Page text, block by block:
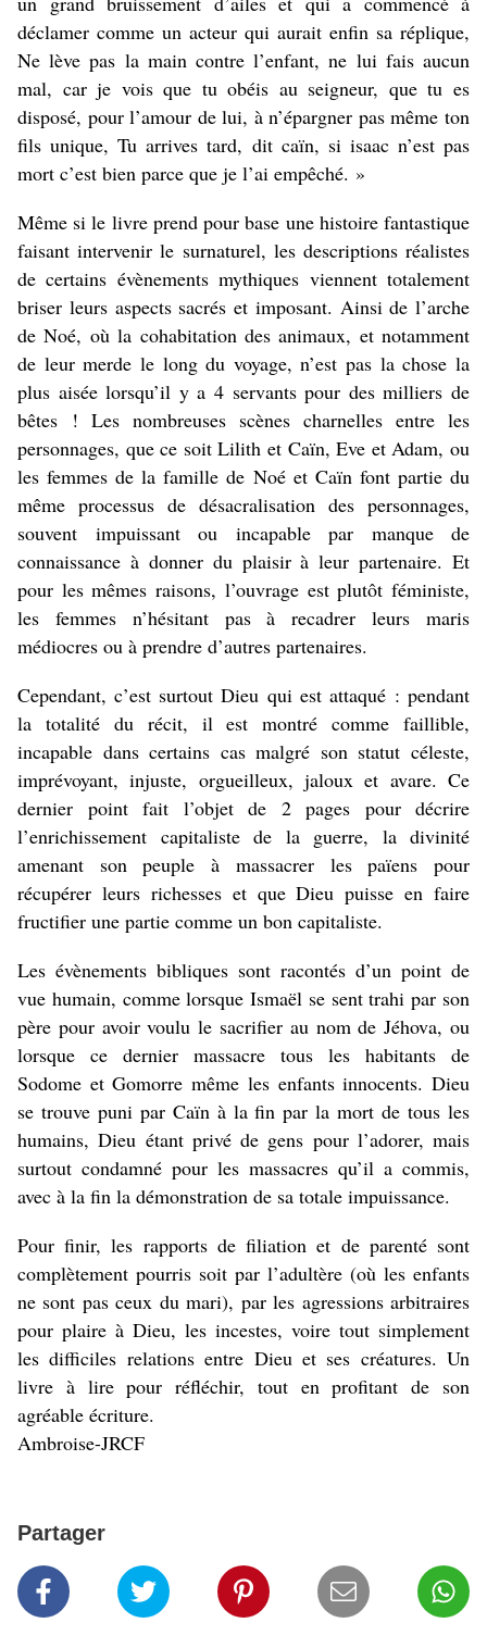
déclamer comme un acteur qui aurait enfin sa réplique,
Ne lève pas la main contre l’enfant, ne lui fais aucun
mal, car je vois que tu obéis au seigneur, que tu es
disposé, pour l’amour de lui, à n’épargner pas même ton
fils unique, Tu arrives tard, dit caïn, si isaac n’est pas
mort c’est bien parce que je l’ai empêché. »
Même si le livre prend pour base une histoire fantastique
faisant intervenir le surnaturel, les descriptions réalistes
de certains évènements mythiques viennent totalement
briser leurs aspects sacrés et imposant. Ainsi de l’arche
de Noé, où la cohabitation des animaux, et notamment
de leur merde le long du voyage, n’est pas la chose la
plus aisée lorsqu’il y a 4 servants pour des milliers de
bêtes ! Les nombreuses scènes charnelles entre les
personnages, que ce soit Lilith et Caïn, Eve et Adam, ou
les femmes de la famille de Noé et Caïn font partie du
même processus de désacralisation des personnages,
souvent impuissant ou incapable par manque de
connaissance à donner du plaisir à leur partenaire. Et
pour les mêmes raisons, l’ouvrage est plutôt féministe,
les femmes n’hésitant pas à recadrer leurs maris
médiocres ou à prendre d’autres partenaires.
Cependant, c’est surtout Dieu qui est attaqué : pendant
la totalité du récit, il est montré comme faillible,
incapable dans certains cas malgré son statut céleste,
imprévoyant, injuste, orgueilleux, jaloux et avare. Ce
dernier point fait l’objet de 2 pages pour décrire
l’enrichissement capitaliste de la guerre, la divinité
amenant son peuple à massacrer les païens pour
récupérer leurs richesses et que Dieu puisse en faire
fructifier une partie comme un bon capitaliste.
Les évènements bibliques sont racontés d’un point de
vue humain, comme lorsque Ismaël se sent trahi par son
père pour avoir voulu le sacrifier au nom de Jéhova, ou
lorsque ce dernier massacre tous les habitants de
Sodome et Gomorre même les enfants innocents. Dieu
se trouve puni par Caïn à la fin par la mort de tous les
humains, Dieu étant privé de gens pour l’adorer, mais
surtout condamné pour les massacres qu’il a commis,
avec à la fin la démonstration de sa totale impuissance.
Pour finir, les rapports de filiation et de parenté sont
complètement pourris soit par l’adultère (où les enfants
ne sont pas ceux du mari), par les agressions arbitraires
pour plaire à Dieu, les incestes, voire tout simplement
les difficiles relations entre Dieu et ses créatures. Un
livre à lire pour réfléchir, tout en profitant de son
agréable écriture.
Ambroise-JRCF
Partager